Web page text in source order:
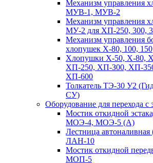
Механизм управления
МУВ-1, МУВ-2
Механизм управления
МУ-2 для ХП-250, 300,
Механизм управления
хлопушек Х-80, 100, 150
Хлопушки Х-50, Х-80,
ХП-250, ХП-З00, ХП-
ХП-600
Толкатель ТЭ-30 У2
СУ)
Оборудование для перехода с
Мостик откидной
МОЭ-4, МОЭ-5 (А)
Лестница автоналивная
ЛАН-10
Мостик откидной
МОП-5